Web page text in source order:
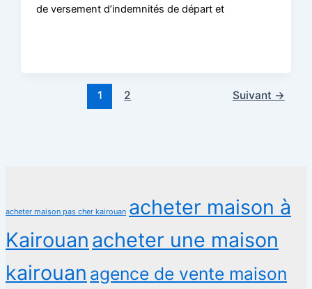
de versement d’indemnités de départ et
1 2 Suivant →
acheter maison pas cher kairouan acheter maison à
Kairouan acheter une maison
kairouan agence de vente maison